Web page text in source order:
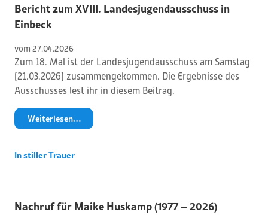
Bericht zum XVIII. Landesjugendausschuss in
Einbeck
vom 27.04.2026
Zum 18. Mal ist der Landesjugendausschuss am Samstag
(21.03.2026) zusammengekommen. Die Ergebnisse des
Ausschusses lest ihr in diesem Beitrag.
Weiterlesen…
In stiller Trauer
Nachruf für Maike Huskamp (1977 – 2026)